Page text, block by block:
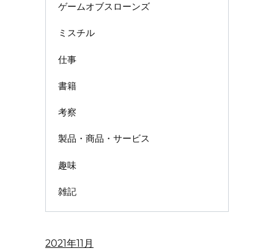
ゲームオブスローンズ
ミスチル
仕事
書籍
考察
製品・商品・サービス
趣味
雑記
2021年11月